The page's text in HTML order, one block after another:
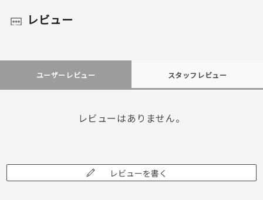
レビュー
ユーザーレビュー スタッフレビュー
レビューはありません。
レビューを書く